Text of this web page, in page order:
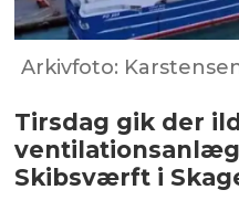
Arkivfoto:
Tirsdag gik der
Skibsværft i